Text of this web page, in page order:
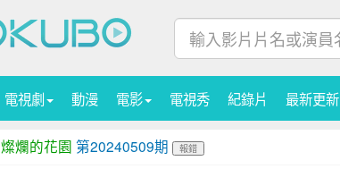
電視劇 動漫 電影 電視秀 紀錄片 最新更新
燦爛的花園 第20240509期 報錯